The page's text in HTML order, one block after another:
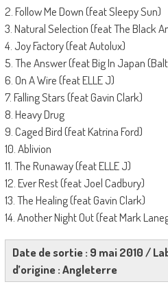
2. Follow Me Down (feat Sleepy Sun)
3. Natural Selection (feat The Black
4. Joy Factory (feat Autolux)
5. The Answer (feat Big In Japan
6. On A Wire (feat ELLE J)
7. Falling Stars (feat Gavin Clark)
8. Heavy Drug
9. Caged Bird (feat Katrina Ford)
10. Ablivion
11. The Runaway (feat ELLE J)
12. Ever Rest (feat Joel Cadbury)
13. The Healing (feat Gavin Clark)
14. Another Night Out (feat Mark
Date de sortie : 9 mai 2010 /
d’origine : Angleterre